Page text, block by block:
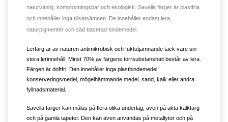
naturvänlig, kompostningsbar och ekologisk. Savella färger är plastfria
och innehåller inga tillsatsämnen. De innehåller endast lera,
naturpigmenter och säd baserad bindemedel.
Lerfärg är av naturen antimikrobisk och fuktutjämnande tack vare sin
stora lerinnehåll. Minst 70% av färgens torrsubstanshalt består av lera.
Färgen är doftfri. Den innehåller inga plastbindemedel,
konserveringsmedel, mögelhämmande medel, sand, kalk eller andra
fyllnadsmaterial.
Savella färger kan målas på flera olika underlag, även på äkta kalkfärg
och på gamla tapeter. Den kan även användas på metallytor och på